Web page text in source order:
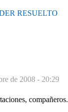
RESUELTO
de 2008 - 20:29
compañeros.